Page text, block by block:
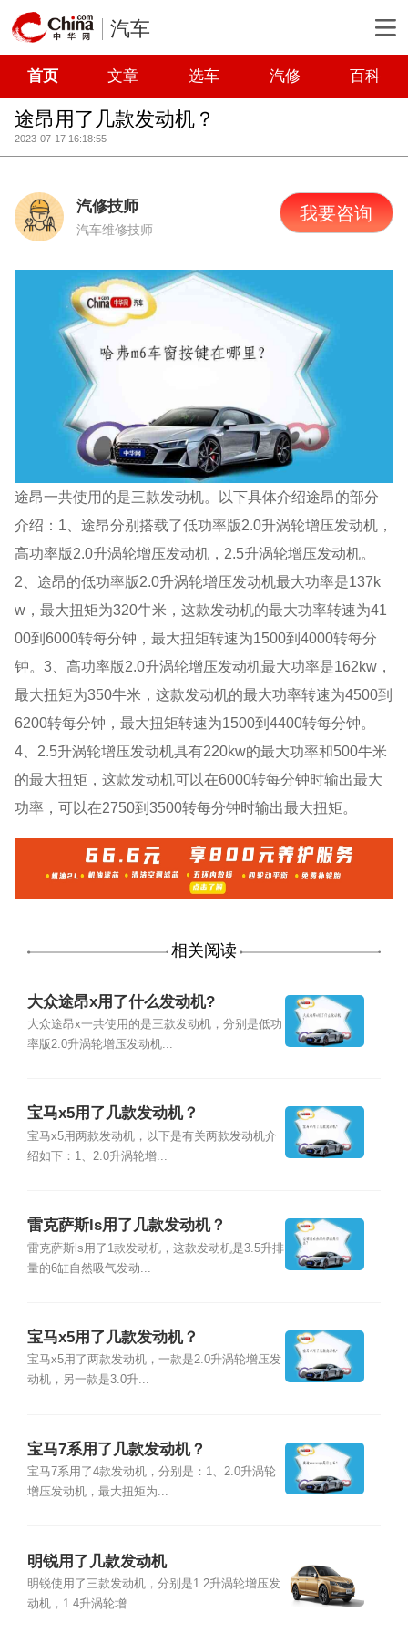
汽车
首页 文章 选车 汽修 百科
途昂用了几款发动机？
2023-07-17 16:18:55
汽修技师
汽车维修技师
我要咨询
途昂一共使用的是三款发动机。以下具体介绍途昂的部分
介绍：1、途昂分别搭载了低功率版2.0升涡轮增压发动机，
高功率版2.0升涡轮增压发动机，2.5升涡轮增压发动机。
2、途昂的低功率版2.0升涡轮增压发动机最大功率是137k
w，最大扭矩为320牛米，这款发动机的最大功率转速为41
00到6000转每分钟，最大扭矩转速为1500到4000转每分
钟。3、高功率版2.0升涡轮增压发动机最大功率是162kw，
最大扭矩为350牛米，这款发动机的最大功率转速为4500到
6200转每分钟，最大扭矩转速为1500到4400转每分钟。
4、2.5升涡轮增压发动机具有220kw的最大功率和500牛米
的最大扭矩，这款发动机可以在6000转每分钟时输出最大
功率，可以在2750到3500转每分钟时输出最大扭矩。
相关阅读
大众途昂x用了什么发动机?
大众途昂x一共使用的是三款发动机，分别是低功
率版2.0升涡轮增压发动机...
宝马x5用了几款发动机？
宝马x5用两款发动机，以下是有关两款发动机介
绍如下：1、2.0升涡轮增...
雷克萨斯ls用了几款发动机？
雷克萨斯ls用了1款发动机，这款发动机是3.5升排
量的6缸自然吸气发动...
宝马x5用了几款发动机？
宝马x5用了两款发动机，一款是2.0升涡轮增压发
动机，另一款是3.0升...
宝马7系用了几款发动机？
宝马7系用了4款发动机，分别是：1、2.0升涡轮
增压发动机，最大扭矩为...
明锐用了几款发动机
明锐使用了三款发动机，分别是1.2升涡轮增压发
动机，1.4升涡轮增...